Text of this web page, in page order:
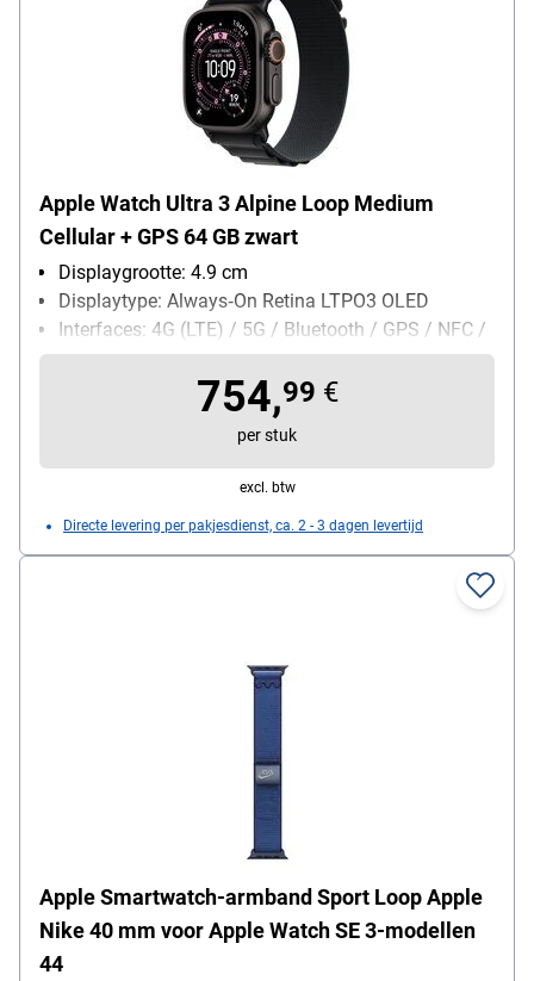
Apple Watch Ultra 3 Alpine Loop Medium
Cellular + GPS 64 GB zwart
Displaygrootte: 4.9 cm
Displaytype: Always‑On Retina LTPO3 OLED
Interfaces: 4G (LTE) / 5G / Bluetooth / GPS / NFC /
WLAN
kledingmaat: 49 mm
Leveromvang: Apple Watch / Alpine Loop-bandje /
magnetische snellader met USB-C-kabel (1 m)
754,99 €
per stuk
excl. btw
Directe levering per pakjesdienst, ca. 2 - 3 dagen levertijd
Apple Smartwatch-armband Sport Loop Apple
Nike 40 mm voor Apple Watch SE 3-modellen
44